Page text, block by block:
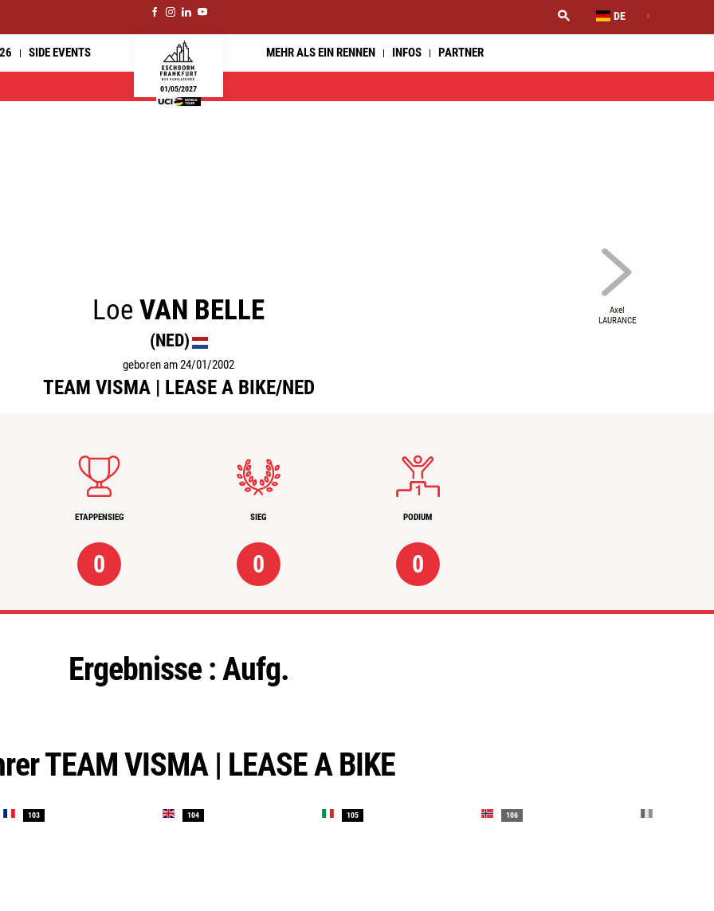
DE
SIDE EVENTS
01/05/2027
MEHR ALS EIN RENNEN INFOS PARTNER
Loe VAN BELLE
(NED)
geboren am 24/01/2002
TEAM VISMA | LEASE A BIKE/NED
Axel
LAURANCE
ETAPPENSIEG
0
SIEG
0
PODIUM
0
Ergebnisse :Aufg.
TEAM VISMA | LEASE A BIKE
103 104 105 106